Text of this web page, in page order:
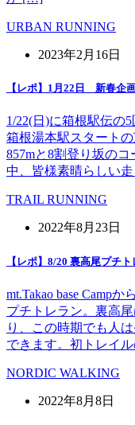
URBAN RUNNING
2023年2月16日
【レポ】1月22日 新春企
1/22(日)に箱根駅伝の
箱根湯本駅スタート
857mと8割登り坂の
中、皆様素晴らしい
TRAIL RUNNING
2022年8月23日
【レポ】8/20 裏高尾プチ
mt.Takao base Camp
プチトレラン。裏高
り、この時期でも人
できます。初トレイ
NORDIC WALKING
2022年8月8日